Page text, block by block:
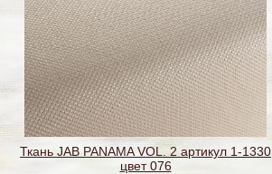
Ткань JAB PANAMA VOL. 2 артикул 1-1330
цвет 076